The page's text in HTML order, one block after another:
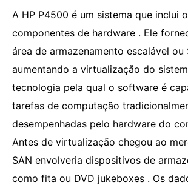
A HP P4500 é um sistema que inclui
componentes de hardware . Ele
área de armazenamento escalável ou
aumentando a virtualização do
tecnologia pela qual o software é
tarefas de computação
desempenhadas pelo hardware do
Antes de virtualização chegou ao
SAN envolveria dispositivos de
como fita ou DVD jukeboxes . Os